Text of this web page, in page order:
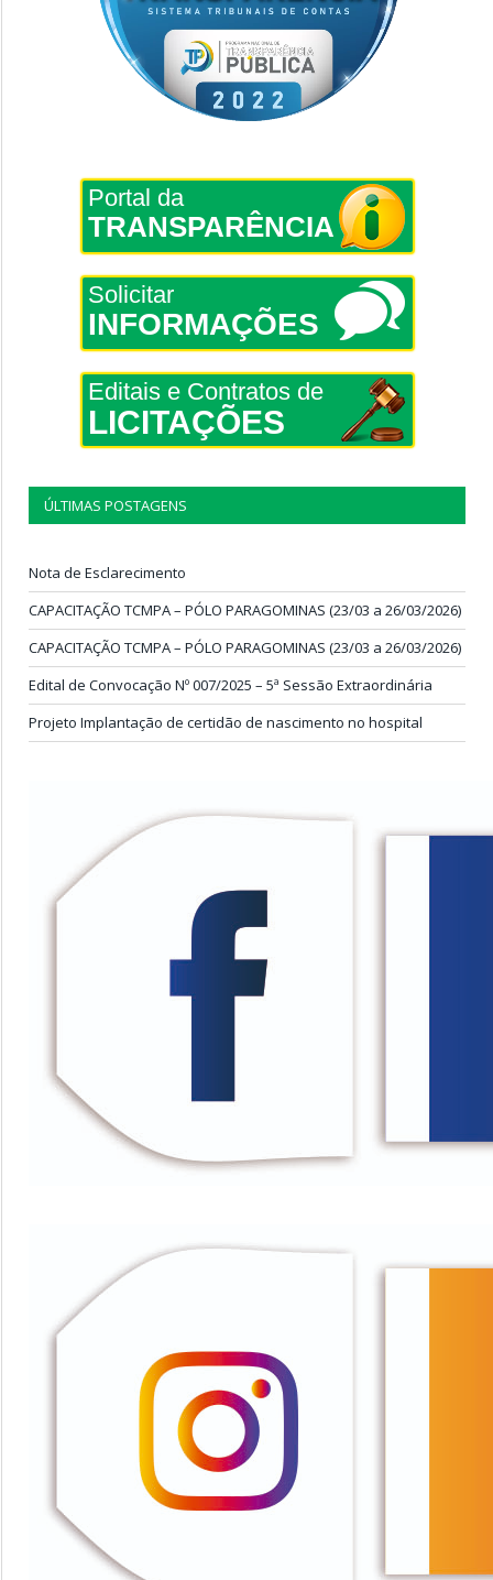
Portal da
TRANSPARÊNCIA
Solicitar
INFORMAÇÕES
Editais e Contratos de
LICITAÇÕES
ÚLTIMAS POSTAGENS
Nota de Esclarecimento
CAPACITAÇÃO TCMPA – PÓLO PARAGOMINAS (23/03 a 26/03/2026)
CAPACITAÇÃO TCMPA – PÓLO PARAGOMINAS (23/03 a 26/03/2026)
Edital de Convocação Nº 007/2025 – 5ª Sessão Extraordinária
Projeto Implantação de certidão de nascimento no hospital